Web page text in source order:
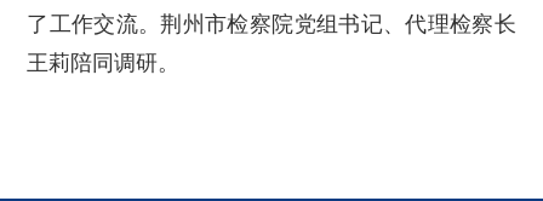
了工作交流。荆州市检察院党组书记、代理检察长
王莉陪同调研。